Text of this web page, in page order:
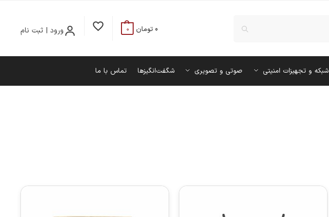
ورود | ثبت نام 0 تومان 0
شبکه و تجهیزات امنیتی صوتی و تصویری شگفت‌انگیزها تماس با ما